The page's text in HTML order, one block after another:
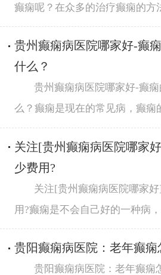
癫痫呢？在众多的治疗癫痫的方
贵州癫痫病医院哪家好-癫
什么？
贵州癫痫病医院哪家好-癫
么？癫痫是现在的常见病，癫痫
关注[贵州癫痫病医院哪家
少费用?
关注[贵州癫痫病医院哪家
用?癫痫是不会自己好的一种病
贵阳癫痫病医院：老年癫痫
贵阳癫痫病医院：老年癫痫